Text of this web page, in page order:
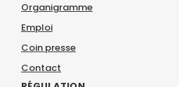
Organigramme
Emploi
Coin presse
Contact